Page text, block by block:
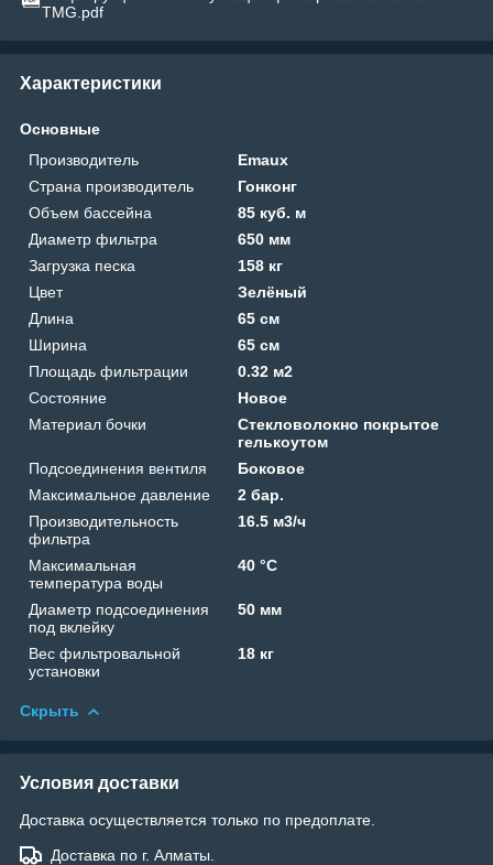
TMG.pdf
Характеристики
Основные
Производитель
Emaux
Страна производитель
Гонконг
Объем бассейна
85 куб. м
Диаметр фильтра
650 мм
Загрузка песка
158 кг
Цвет
Зелёный
Длина
65 см
Ширина
65 см
Площадь фильтрации
0.32 м2
Состояние
Новое
Материал бочки
Cтекловолокно покрытое
гелькоутом
Подсоединения вентиля
Боковое
Максимальное давление
2 бар.
Производительность
фильтра
16.5 м3/ч
Максимальная
температура воды
40 °C
Диаметр подсоединения
под вклейку
50 мм
Вес фильтровальной
установки
18 кг
Скрыть
Условия доставки
Доставка осуществляется только по предоплате.
Доставка по г. Алматы.